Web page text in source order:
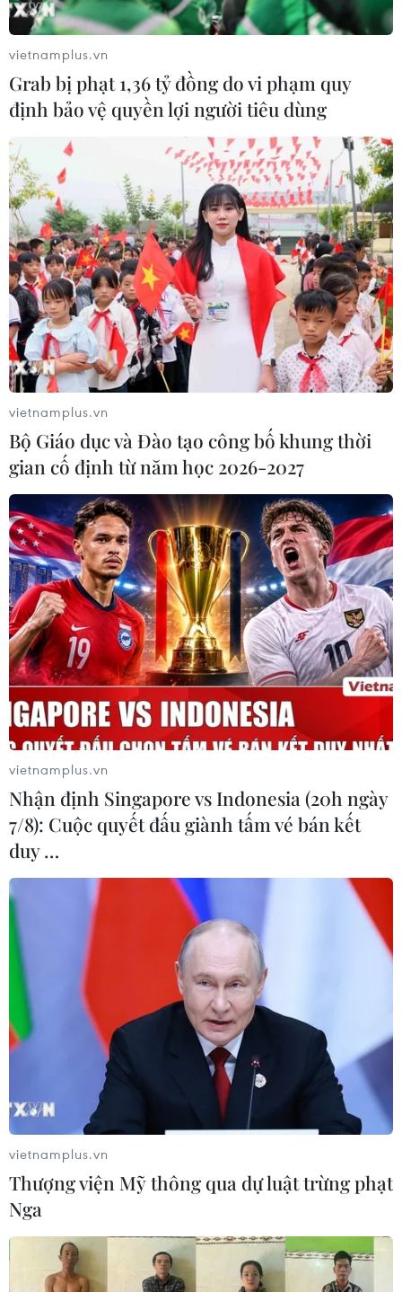
vietnamplus.vn
Grab bị phạt 1,36 tỷ đồng do vi phạm quy
định bảo vệ quyền lợi người tiêu dùng
vietnamplus.vn
Bộ Giáo dục và Đào tạo công bố khung thời
gian cố định từ năm học 2026-2027
vietnamplus.vn
Nhận định Singapore vs Indonesia (20h ngày
7/8): Cuộc quyết đấu giành tấm vé bán kết
duy …
vietnamplus.vn
Thượng viện Mỹ thông qua dự luật trừng phạt
Nga